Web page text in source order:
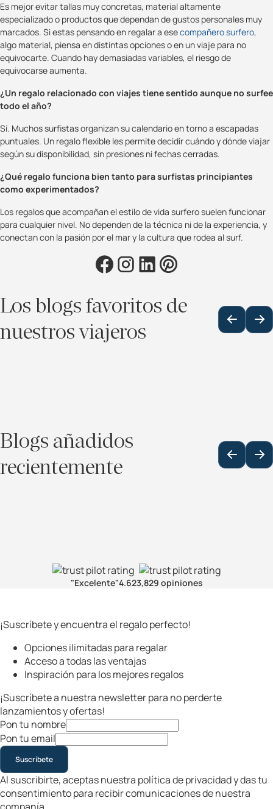
Es mejor evitar tallas muy concretas, material altamente
especializado o productos que dependan de gustos personales muy
marcados. Si estas pensando en regalar a esecompañero surfero,
algo material, piensa en distintas opciones o en un viaje para no
equivocarte. Cuando hay demasiadas variables, el riesgo de
equivocarse aumenta.
¿Un regalo relacionado con viajes tiene sentido aunque no surfee
todo el año?
Sí. Muchos surfistas organizan su calendario en torno a escapadas
puntuales. Un regalo flexible les permite decidir cuándo y dónde viajar
según su disponibilidad, sin presiones ni fechas cerradas.
¿Qué regalo funciona bien tanto para surfistas principiantes
como experimentados?
Los regalos que acompañan el estilo de vida surfero suelen funcionar
para cualquier nivel. No dependen de la técnica ni de la experiencia, y
conectan con la pasión por el mar y la cultura que rodea al surf.
Los blogs favoritos de
nuestros viajeros
Blogs añadidos
recientemente
"Excelente"4.623,829 opiniones
¡Suscríbete y encuentra el regalo perfecto!
Opciones ilimitadas para regalar
Acceso a todas las ventajas
Inspiración para los mejores regalos
¡Suscríbete a nuestra newsletter para no perderte
lanzamientos y ofertas!
Pon tu nombre
Pon tu email
Suscríbete
Al suscribirte, aceptas nuestra política de privacidad y das tu
consentimiento para recibir comunicaciones de nuestra